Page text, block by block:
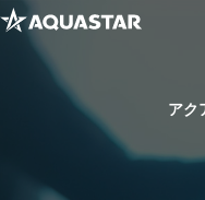
アク